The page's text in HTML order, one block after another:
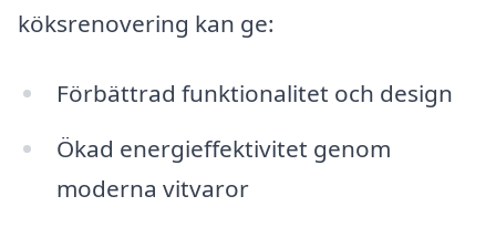
köksrenovering kan ge:
Förbättrad funktionalitet och design
Ökad energieffektivitet genom
moderna vitvaror